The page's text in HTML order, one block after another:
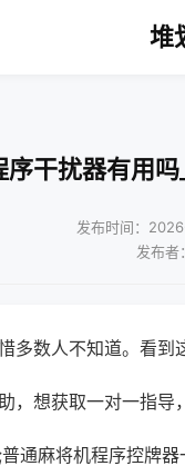
堆
干扰器有用
发布时间：
发布者
多数人不知道。看到
，想获取一对一指导
通麻将机程序控牌